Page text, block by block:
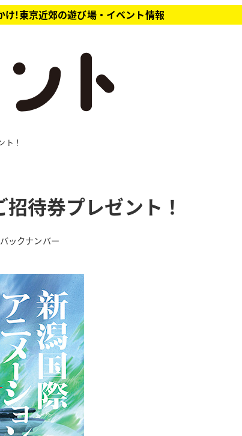
け!東京近郊の遊び場・イベント情報
ト！
待券プレゼント！
ックナンバー